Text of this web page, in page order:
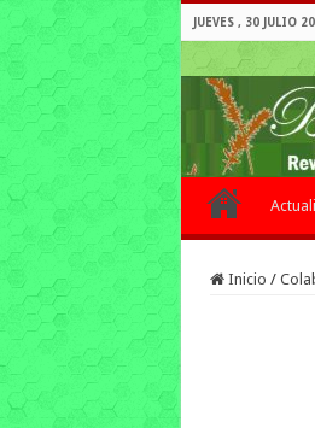
JUEVES , 30 JULIO
Inicio /